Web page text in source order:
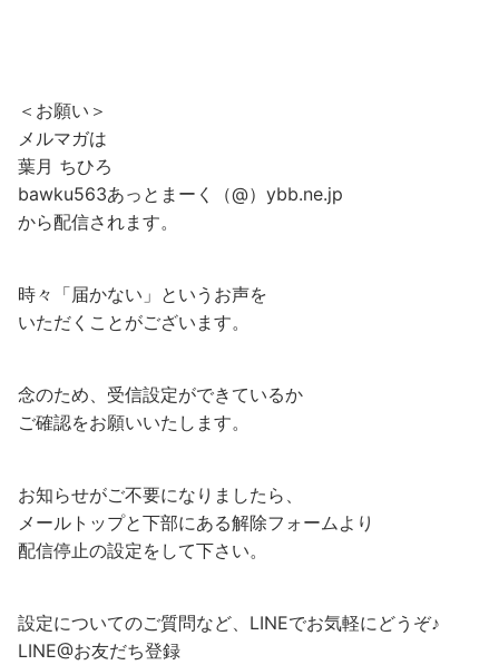
＜お願い＞
メルマガは
葉月 ちひろ
bawku563あっとまーく（@）ybb.ne.jp
から配信されます。
時々「届かない」というお声を
いただくことがございます。
念のため、受信設定ができているか
ご確認をお願いいたします。
お知らせがご不要になりましたら、
メールトップと下部にある解除フォームより
配信停止の設定をして下さい。
設定についてのご質問など、LINEでお気軽にどうぞ♪
LINE@お友だち登録